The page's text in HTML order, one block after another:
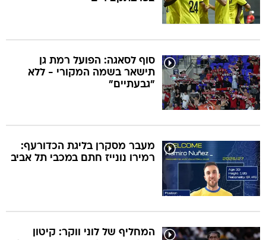
סוף לסאגה: הפועל רמת גן
תישאר בשמה המקורי - ללא
"גבעתיים"
מעבר מסקרן בליגת הכדורעף:
רמירו נונייז חתם במכבי תל אביב
המחליף של לוני ווקר: קיטון